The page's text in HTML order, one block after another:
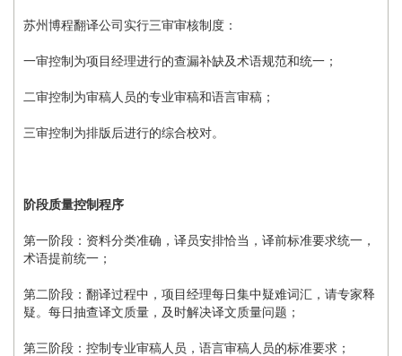
苏州博程翻译公司实行三审审核制度：
一审控制为项目经理进行的查漏补缺及术语规范和统一；
二审控制为审稿人员的专业审稿和语言审稿；
三审控制为排版后进行的综合校对。
阶段质量控制程序
第一阶段：资料分类准确，译员安排恰当，译前标准要求统一，
术语提前统一；
第二阶段：翻译过程中，项目经理每日集中疑难词汇，请专家释
疑。每日抽查译文质量，及时解决译文质量问题；
第三阶段：控制专业审稿人员，语言审稿人员的标准要求；